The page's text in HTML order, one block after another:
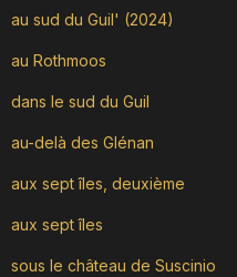
au sud du Guil' (2024)
au Rothmoos
dans le sud du Guil
au-delà des Glénan
aux sept îles, deuxième
aux sept îles
sous le château de Suscinio